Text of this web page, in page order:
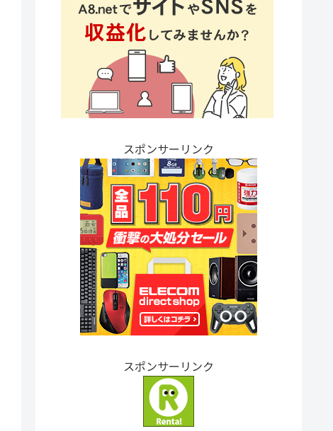
スポンサーリンク
スポンサーリンク